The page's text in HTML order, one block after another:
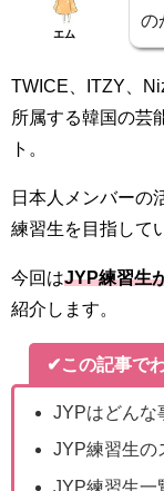
エム
の
TWICE、ITZY、
所属する韓国の芸
ト。
日本人メンバーの
練習生を目指して
今回はJYP練習生
紹介します。
✔この記事で
JYPはどんな
JYP練習生の
JYP練習生一